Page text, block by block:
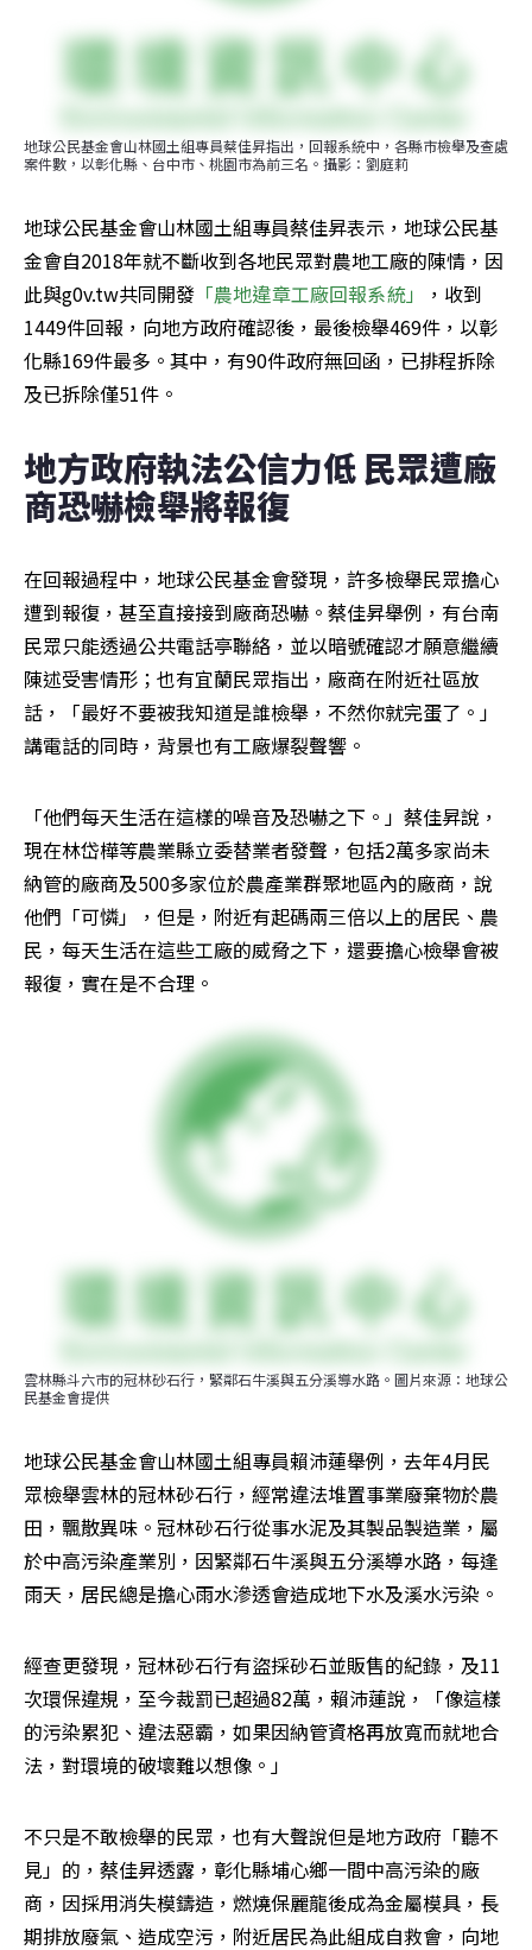
地球公民基金會山林國土組專員蔡佳昇指出，回報系統中，各縣市檢舉及查處
案件數，以彰化縣、台中市、桃園市為前三名。攝影：劉庭莉
地球公民基金會山林國土組專員蔡佳昇表示，地球公民基
金會自2018年就不斷收到各地民眾對農地工廠的陳情，因
此與g0v.tw共同開發 「農地違章工廠回報系統」
，收到
1449件回報，向地方政府確認後，最後檢舉469件，以彰
化縣169件最多。其中，有90件政府無回函，已排程拆除
及已拆除僅51件。
地方政府執法公信力低 民眾遭廠
商恐嚇檢舉將報復
在回報過程中，地球公民基金會發現，許多檢舉民眾擔心
遭到報復，甚至直接接到廠商恐嚇。蔡佳昇舉例，有台南
民眾只能透過公共電話亭聯絡，並以暗號確認才願意繼續
陳述受害情形；也有宜蘭民眾指出，廠商在附近社區放
話，「最好不要被我知道是誰檢舉，不然你就完蛋了。」
講電話的同時，背景也有工廠爆裂聲響。
「他們每天生活在這樣的噪音及恐嚇之下。」蔡佳昇說，
現在林岱樺等農業縣立委替業者發聲，包括2萬多家尚未
納管的廠商及500多家位於農產業群聚地區內的廠商，說
他們「可憐」，但是，附近有起碼兩三倍以上的居民、農
民，每天生活在這些工廠的威脅之下，還要擔心檢舉會被
報復，實在是不合理。
雲林縣斗六市的冠林砂石行，緊鄰石牛溪與五分溪導水路。圖片來源：地球公
民基金會提供
地球公民基金會山林國土組專員賴沛蓮舉例，去年4月民
眾檢舉雲林的冠林砂石行，經常違法堆置事業廢棄物於農
田，飄散異味。冠林砂石行從事水泥及其製品製造業，屬
於中高污染產業別，因緊鄰石牛溪與五分溪導水路，每逢
雨天，居民總是擔心雨水滲透會造成地下水及溪水污染。
經查更發現，冠林砂石行有盜採砂石並販售的紀錄，及11
次環保違規，至今裁罰已超過82萬，賴沛蓮說，「像這樣
的污染累犯、違法惡霸，如果因納管資格再放寬而就地合
法，對環境的破壞難以想像。」
不只是不敢檢舉的民眾，也有大聲說但是地方政府「聽不
見」的，蔡佳昇透露，彰化縣埔心鄉一間中高污染的廠
商，因採用消失模鑄造，燃燒保麗龍後成為金屬模具，長
期排放廢氣、造成空污，附近居民為此組成自救會，向地